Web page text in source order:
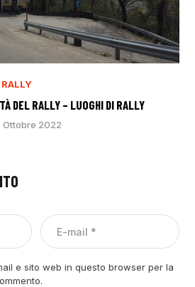
DEL RALLY – LUOGHI DI RALLY
Ottobre 2022
e sito web in questo browser per la